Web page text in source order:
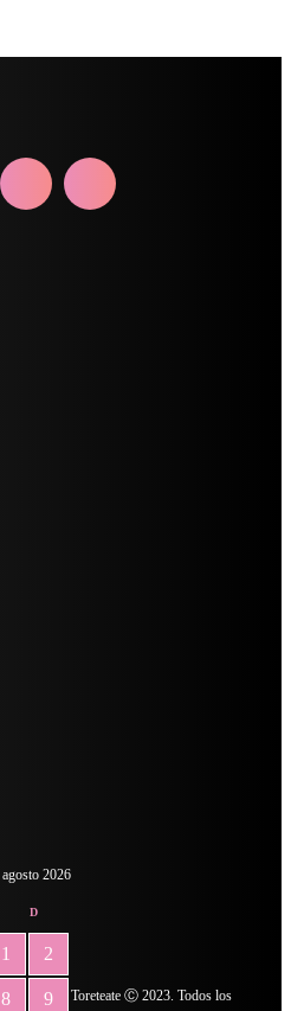
agosto 2026
D
1 2
8 9
Toreteate Ⓒ 2023. Todos los